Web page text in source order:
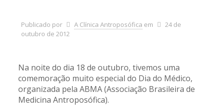
Publicado por A Clínica Antroposófica em
24 de
outubro de 2012
Na noite do dia 18 de outubro, tivemos uma
comemoração muito especial do Dia do Médico,
organizada pela ABMA (Associação Brasileira de
Medicina Antroposófica).